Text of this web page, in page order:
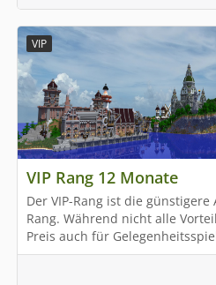
VIP
VIP Rang 12 Monate
Der VIP-Rang ist die
Rang. Während nicht alle
Preis auch für